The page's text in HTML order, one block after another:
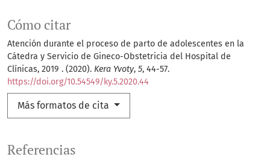
Cómo citar
Atención durante el proceso de parto de adolescentes en la
Cátedra y Servicio de Gineco-Obstetricia del Hospital de
Clínicas, 2019 . (2020). Kera Yvoty, 5, 44-57.
https://doi.org/10.54549/ky.5.2020.44
Más formatos de cita
Referencias